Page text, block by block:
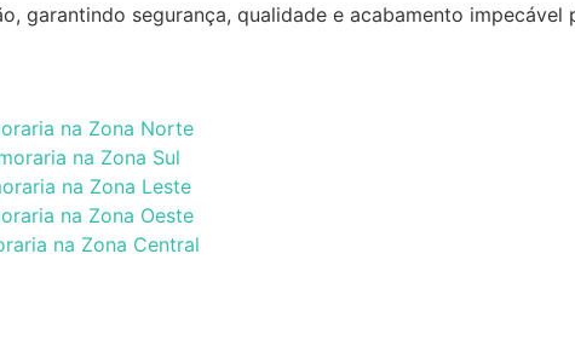
garantindo segurança, qualidade e acabamento
na Zona Norte
na Zona Sul
na Zona Leste
na Zona Oeste
na Zona Central